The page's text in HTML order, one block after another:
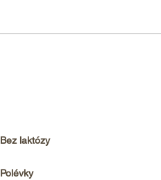
Domácí BBQ
Bez laktózy
Polévky